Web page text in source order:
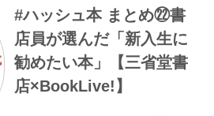
#ハッシュ本 まとめ㉒書
店員が選んだ「新入生に
勧めたい本」【三省堂書
店×BookLive!】